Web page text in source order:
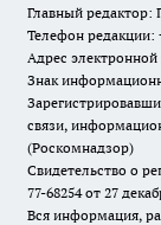
Главный
Телефон редакции:
Адрес
Знак
связи,
(Роскомнадзор)
Свидетельство о
77-68254 от 27
Вся информация,